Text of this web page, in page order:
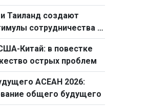
инвесторов к стране
Таиланд создают
сотрудничества и
Китай: в повестке
острых проблем
АСЕАН 2026:
общего будущего